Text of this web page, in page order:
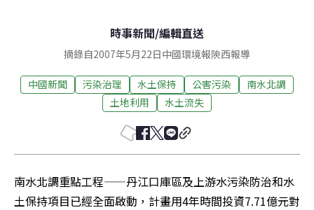
時事新聞/編輯直送
摘錄自2007年5月22日中國環境報陝西報導
中國新聞 污染治理 水土保持 公害污染
南水北調
土地利用
水土流失
南水北調重點工程——丹江口庫區及上游水污染防治和水
土保持項目已經全面啟動，計畫用4年時間投資7.71億元對